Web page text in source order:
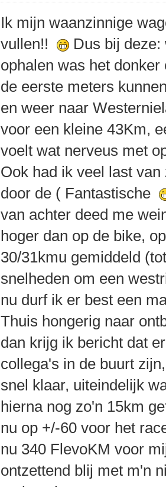
Ik mijn waanzinnige
vullen!!
Dus bij
ophalen was het
de eerste meters
en weer naar
voor een kleine 43Km,
voelt wat nerveus met
Ook had ik veel last
door de ( Fantastische
van achter deed me
hoger dan op de bike,
30/31kmu gemiddeld
snelheden om een
nu durf ik er best een
Thuis hongerig naar
dan krijg ik bericht dat
collega's in de buurt
snel klaar, uiteindelijk
hierna nog zo'n 15km
nu op +/-60 voor het
nu 340 FlevoKM voor
ontzettend blij met m'n